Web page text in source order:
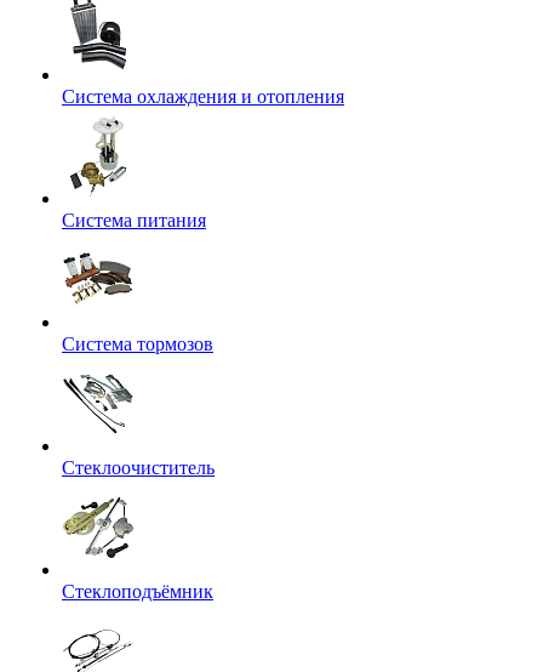
Система охлаждения и отопления
Система питания
Система тормозов
Стеклоочиститель
Стеклоподъёмник